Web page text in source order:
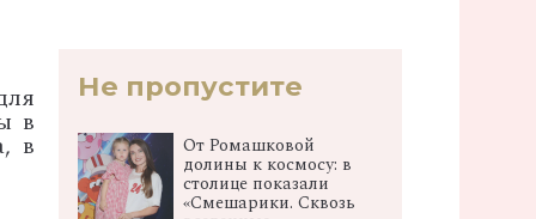
в
в
Не пропустите
От Ромашковой
долины к космосу: в
столице показали
«Смешарики. Сквозь